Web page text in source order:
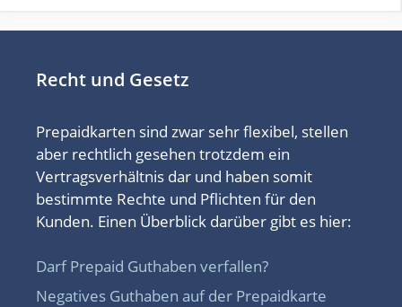
Recht und Gesetz
Prepaidkarten sind zwar sehr flexibel, stellen
aber rechtlich gesehen trotzdem ein
Vertragsverhältnis dar und haben somit
bestimmte Rechte und Pflichten für den
Kunden. Einen Überblick darüber gibt es hier:
Darf Prepaid Guthaben verfallen?
Negatives Guthaben auf der Prepaidkarte